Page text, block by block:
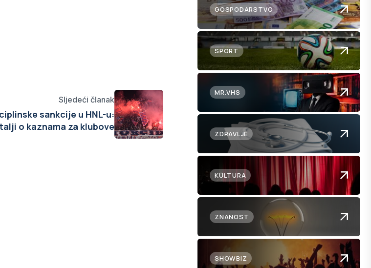
Sljedeći članak
sankcije u HNL-u:
o kaznama za klubove
GOSPODARSTVO
SPORT
MR.VHS
ZDRAVLJE
KULTURA
ZNANOST
SHOWBIZ